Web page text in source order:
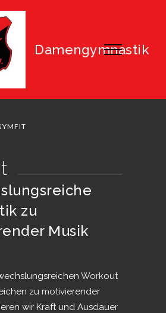
Damengymnastik
zu
Musik
Workout
zu motivierender
wir Kraft und Ausdauer